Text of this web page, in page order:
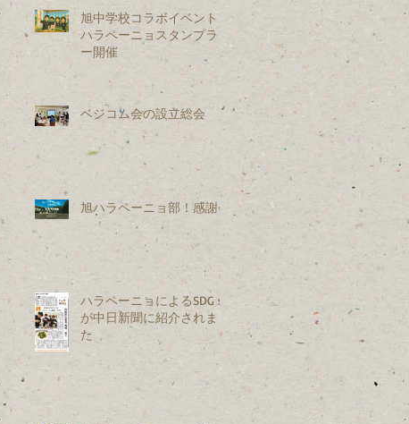
旭中学校コラボイベント：
ハラペーニョスタンプラリ
ー開催
ベジコム会の設立総会
旭ハラペーニョ部！感謝会
ハラペーニョによるSDGｓ
が中日新聞に紹介されまし
た